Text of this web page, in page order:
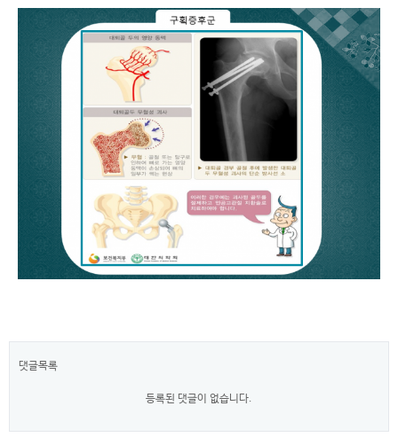
댓글목록
등록된 댓글이 없습니다.